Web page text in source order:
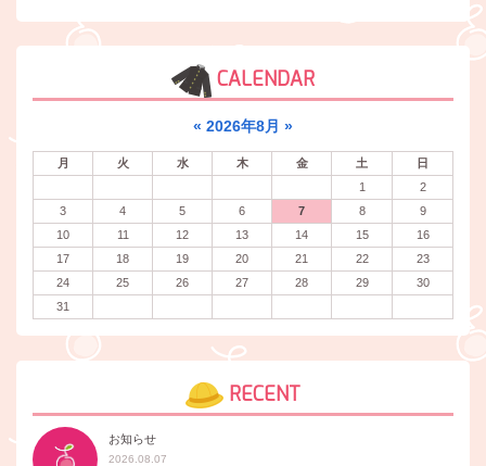
CALENDAR
« 2026年8月 »
月 火 水 木 金 土
日
1
2
3
4 5 6 7 8
9
10
11 12 13 14 15
16
17
18 19 20 21 22
23
24
25 26 27 28 29
30
31
RECENT
お知らせ
2026.08.07